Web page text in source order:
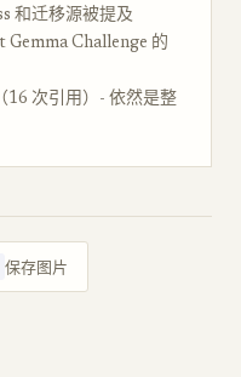
和迁移源被提及
Gemma Challenge 的
16 次引用）- 依然是整
保存图片